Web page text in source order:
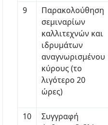
9
Παρακολούθηση
σεμιναρίων
καλλιτεχνών και
ιδρυμάτων
αναγνωρισμένου
κύρους (το
λιγότερο 20
ώρες)
10
Συγγραφή